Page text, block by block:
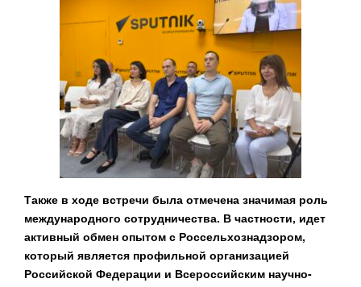
Также в ходе встречи была отмечена значимая роль
международного сотрудничества. В частности, идет
активный обмен опытом с Россельхознадзором,
который является профильной организацией
Российской Федерации и Всероссийским научно-